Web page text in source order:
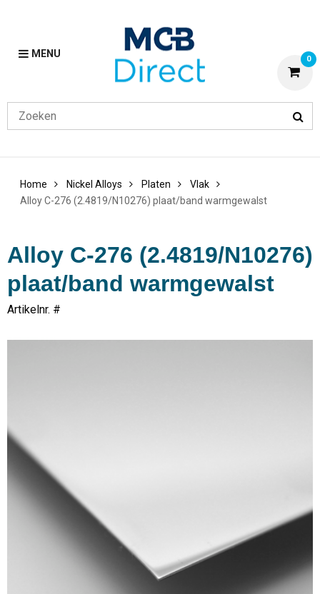
MENU 0
Home Nickel Alloys Platen
Vlak
Alloy C-276 (2.4819/N10276) plaat/band warmgewalst
Alloy C-276 (2.4819/N10276)
plaat/band warmgewalst
Artikelnr. #